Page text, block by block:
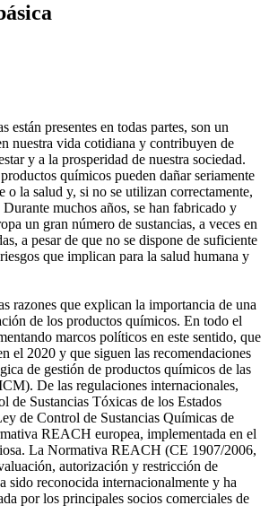
están presentes en todas partes, son un
nuestra vida cotidiana y contribuyen de
y a la prosperidad de nuestra sociedad.
químicos pueden dañar seriamente
o la salud y, si no se utilizan correctamente,
muchos años, se han fabricado y
un gran número de sustancias, a veces en
a pesar de que no se dispone de suficiente
que implican para la salud humana y
razones que explican la importancia de una
de los productos químicos. En todo el
marcos políticos en este sentido, que
el 2020 y que siguen las recomendaciones
de gestión de productos químicos de las
De las regulaciones internacionales,
de Sustancias Tóxicas de los Estados
de Control de Sustancias Químicas de
REACH europea, implementada en el
La Normativa REACH (CE 1907/2006,
autorización y restricción de
sido reconocida internacionalmente y ha
por los principales socios comerciales de